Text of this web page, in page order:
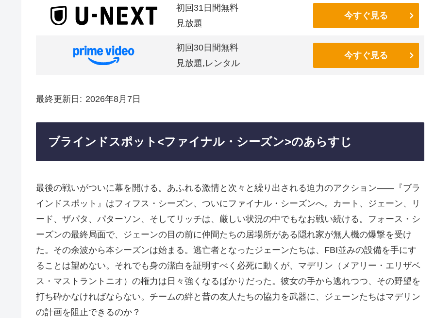
初回31日間無料
見放題
今すぐ見る
初回30日間無料
見放題,レンタル
今すぐ見る
最終更新日 2026年8月7日
ブラインドスポット<ファイナル・シーズン>のあらすじ
最後の戦いがついに幕を開ける。あふれる激情と次々と繰り出される迫力のアクション――『ブラ
インドスポット』はフィフス・シーズン、ついにファイナル・シーズンへ。カート、ジェーン、リ
ード、ザパタ、パターソン、そしてリッチは、厳しい状況の中でもなお戦い続ける。フォース・シ
ーズンの最終局面で、ジェーンの目の前に仲間たちの居場所がある隠れ家が無人機の爆撃を受け
た。その余波から本シーズンは始まる。逃亡者となったジェーンたちは、FBI並みの設備を手にす
ることは望めない。それでも身の潔白を証明すべく必死に動くが、マデリン（メアリー・エリザベ
ス・マストラントニオ）の権力は日々強くなるばかりだった。彼女の手から逃れつつ、その野望を
打ち砕かなければならない。チームの絆と昔の友人たちの協力を武器に、ジェーンたちはマデリン
の計画を阻止できるのか？